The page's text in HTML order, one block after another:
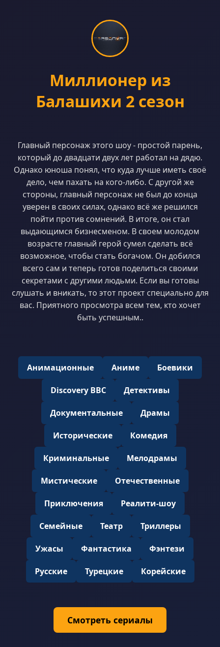
Миллионер из
Балашихи 2 сезон
Главный персонаж этого шоу - простой парень,
который до двадцати двух лет работал на дядю.
Однако юноша понял, что куда лучше иметь своё
дело, чем пахать на кого-либо. С другой же
стороны, главный персонаж не был до конца
уверен в своих силах, однако всё же решился
пойти против сомнений. В итоге, он стал
выдающимся бизнесменом. В своем молодом
возрасте главный герой сумел сделать всё
возможное, чтобы стать богачом. Он добился
всего сам и теперь готов поделиться своими
секретами с другими людьми. Если вы готовы
слушать и вникать, то этот проект специально для
вас. Приятного просмотра всем тем, кто хочет
быть успешным..
Анимационные Аниме Боевики
Discovery BBC Детективы
Документальные Драмы
Исторические Комедия
Криминальные Мелодрамы
Мистические Отечественные
Приключения Реалити-шоу
Семейные Театр Триллеры
Ужасы Фантастика Фэнтези
Русские Турецкие Корейские
Смотреть сериалы